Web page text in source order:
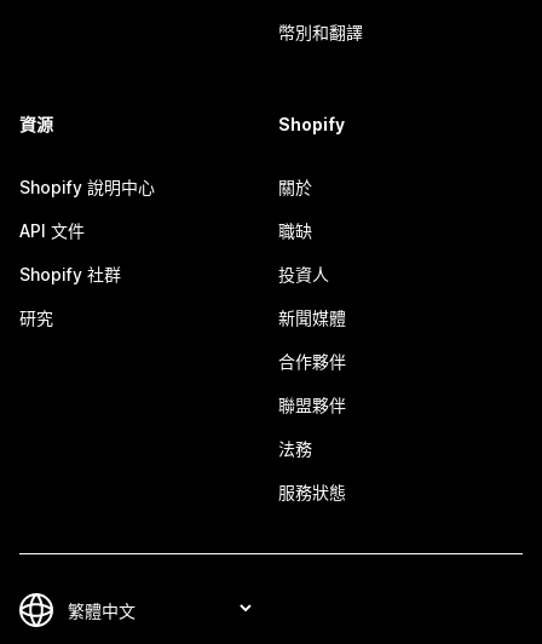
幣別和翻譯
資源
Shopify 說明中心
API 文件
Shopify 社群
研究
Shopify
關於
職缺
投資人
新聞媒體
合作夥伴
聯盟夥伴
法務
服務狀態